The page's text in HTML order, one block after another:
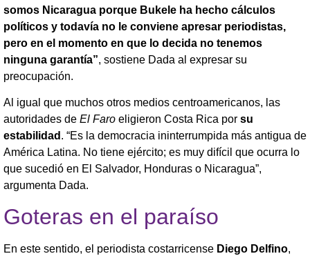
somos Nicaragua porque Bukele ha hecho cálculos
políticos y todavía no le conviene apresar periodistas,
pero en el momento en que lo decida no tenemos
ninguna garantía”, sostiene Dada al expresar su
preocupación.
Al igual que muchos otros medios centroamericanos, las
autoridades de El Faro eligieron Costa Rica por su
estabilidad . “Es la democracia ininterrumpida más antigua de
América Latina. No tiene ejército; es muy difícil que ocurra lo
que sucedió en El Salvador, Honduras o Nicaragua”,
argumenta Dada.
Goteras en el paraíso
En este sentido, el periodista costarricense Diego Delfino,